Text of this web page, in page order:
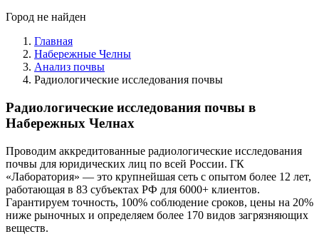
Город не найден
Главная
Набережные Челны
Анализ почвы
Радиологические исследования почвы
Радиологические исследования почвы в
Набережных Челнах
Проводим аккредитованные радиологические исследования
почвы для юридических лиц по всей России. ГК
«Лаборатория» — это крупнейшая сеть с опытом более 12 лет,
работающая в 83 субъектах РФ для 6000+ клиентов.
Гарантируем точность, 100% соблюдение сроков, цены на 20%
ниже рыночных и определяем более 170 видов загрязняющих
веществ.